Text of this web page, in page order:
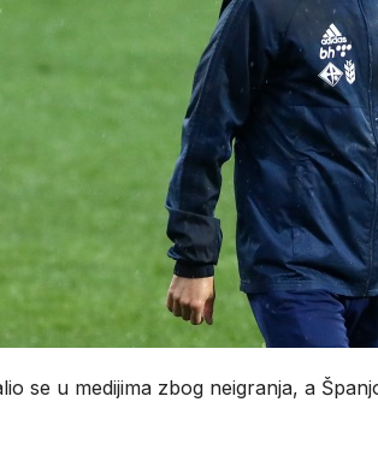
se u medijima zbog neigranja, a